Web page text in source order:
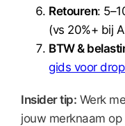
Retouren:
(vs 20%+ bij
BTW &
gids voor
Insider tip: Werk
jouw merknaam